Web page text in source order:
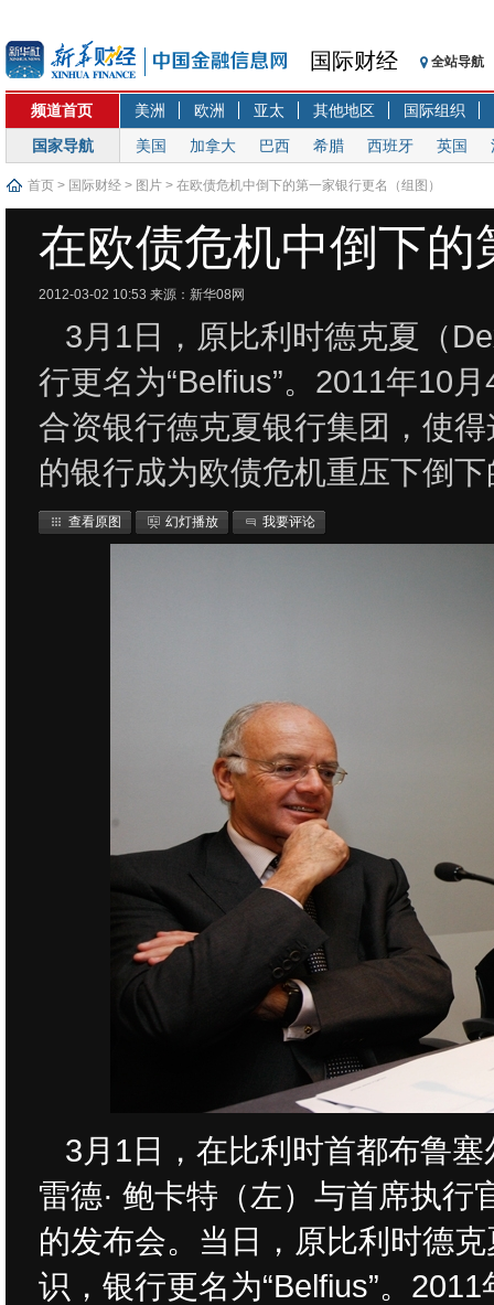
国际财经 全站导航
频道首页 美洲 欧洲 亚太 其他地区
国际组织
国家导航
美国 加拿大 巴西 希腊 西班牙 英国
首页 > 国际财经 > 图片 > 在欧债危机中倒下的第一家银行更名（组图）
在欧债危机中倒下
2012-03-02 10:53 来源：新华08网
3月1日，原比利时德克夏（
行更名为“Belfius”。2011年10
合资银行德克夏银行集团，使
的银行成为欧债危机重压下倒
查看原图 幻灯播放 我要评论
3月1日，在比利时首都布鲁
雷德· 鲍卡特（左）与首席执行
的发布会。当日，原比利时德
识，银行更名为“Belfius”。